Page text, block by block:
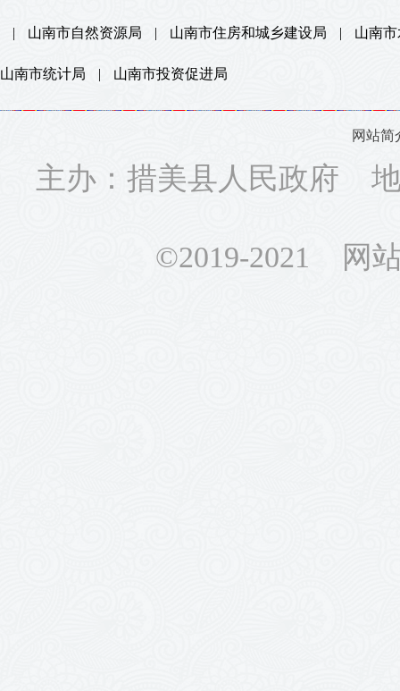
| 山南市自然资源局 | 山南市住房和城乡建设局 | 山南
山南市统计局 | 山南市投资促进局
网站简
主办：措美县人民政府
©2019-2021 网